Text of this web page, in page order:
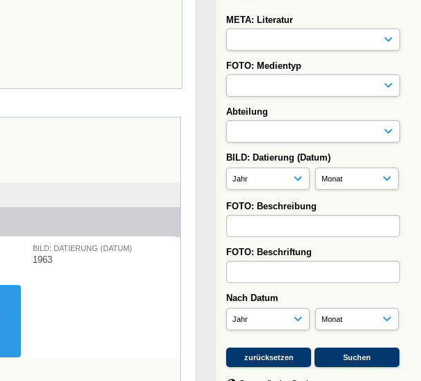
META: Literatur
FOTO: Medientyp
Abteilung
BILD: Datierung (Datum)
FOTO: Beschreibung
FOTO: Beschriftung
Nach Datum
BILD: DATIERUNG (DATUM)
1963